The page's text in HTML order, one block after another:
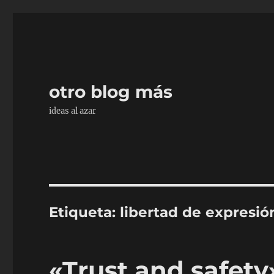
otro blog más
ideas al azar
Etiqueta: libertad de